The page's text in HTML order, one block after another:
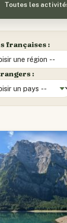
Toutes les
françaises :
: